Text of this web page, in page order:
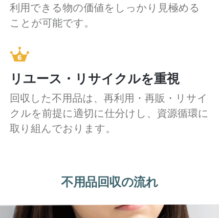
利用できる物の価値をしっかり見極める
ことが可能です。
リユース・リサイクルを重視
回収した不用品は、再利用・再販・リサイ
クルを前提に適切に仕分けし、資源循環に
取り組んでおります。
不用品回収の流れ